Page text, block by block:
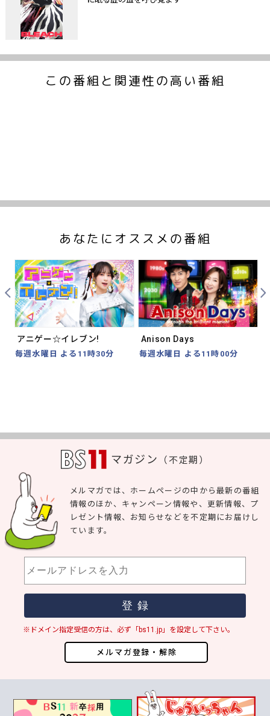
この番組と関連性の高い番組
あなたにオススメの番組
アニゲー☆イレブン!
毎週水曜日 よる11時30分
Anison Days
毎週水曜日 よる11時00分
Prev
マガジン （不定期）
メルマガ登録・解除
メルマガでは、ホームページの中から最新の番組
情報のほか、キャンペーン情報や、更新情報、プ
レゼント情報、お知らせなどを不定期にお届けし
ています。
※ドメイン指定受信の方は、必ず「bs11.jp」を設定して下さい。